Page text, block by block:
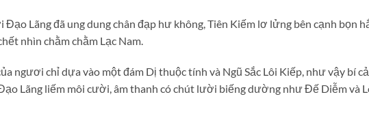
Lãng đã ung dung chân đạp hư không, Tiên Kiếm lơ lửng bên cạnh bọn
nhìn chằm chằm Lạc Nam.
ngươi chỉ dựa vào một đám Dị thuộc tính và Ngũ Sắc Lôi Kiếp, như vậy bí
Lãng liếm môi cười, âm thanh có chút lười biếng dường như Đế Diễm và